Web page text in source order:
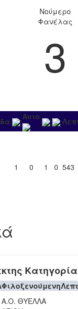
Νούμερο
Φανέλας
3
Αυτο
1 0 1 0 543
Φιλοξενούμενη
Α.Ο. ΘΥΕΛΛΑ